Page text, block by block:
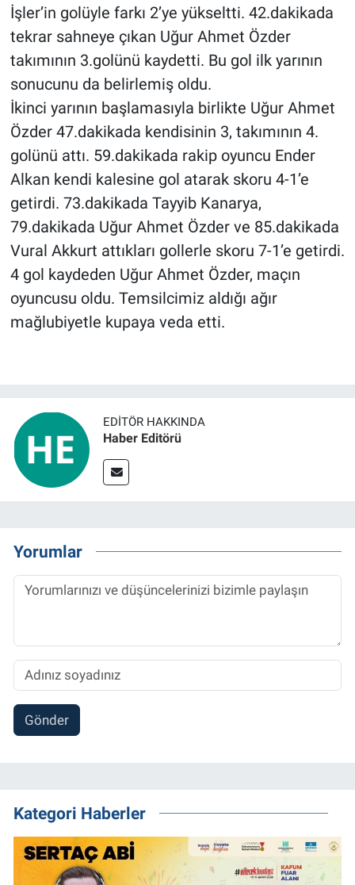
İşler’in golüyle farkı 2’ye yükseltti. 42.dakikada
tekrar sahneye çıkan Uğur Ahmet Özder
takımının 3.golünü kaydetti. Bu gol ilk yarının
sonucunu da belirlemiş oldu.
İkinci yarının başlamasıyla birlikte Uğur Ahmet
Özder 47.dakikada kendisinin 3, takımının 4.
golünü attı. 59.dakikada rakip oyuncu Ender
Alkan kendi kalesine gol atarak skoru 4-1’e
getirdi. 73.dakikada Tayyib Kanarya,
79.dakikada Uğur Ahmet Özder ve 85.dakikada
Vural Akkurt attıkları gollerle skoru 7-1’e getirdi.
4 gol kaydeden Uğur Ahmet Özder, maçın
oyuncusu oldu. Temsilcimiz aldığı ağır
mağlubiyetle kupaya veda etti.
EDITÖR HAKKINDA
Haber Editörü
Yorumlar
Gönder
Kategori Haberler